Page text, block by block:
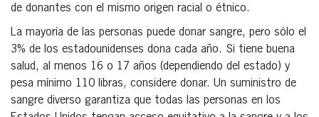
de donantes con el mismo origen racial o étnico.
La mayoría de las personas puede donar sangre, pero sólo el
3% de los estadounidenses dona cada año. Si tiene buena
salud, al menos 16 o 17 años (dependiendo del estado) y
pesa mínimo 110 libras, considere donar. Un suministro de
sangre diverso garantiza que todas las personas en los